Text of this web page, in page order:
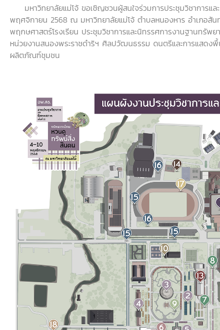
มหาวิทยาลัยแม่โจ้ ขอเชิญชวนผู้สนใจร่วมการประชุมวิชาการแ
พฤศจิกายน 2568 ณ มหาวิทยาลัยแม่โจ้ ตำบลหนองหาร อำเภอสัน
พฤกษศาสตร์โรงเรียน ประชุมวิชาการและนิทรรศการงานฐานทรั
หน่วยงานสนองพระราชดำริฯ ศิลปวัฒนธรรม ดนตรีและการแสดง
ผลิตภัณฑ์ชุมชน